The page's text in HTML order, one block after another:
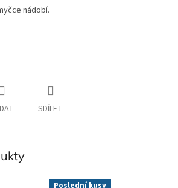
nádobí.
SDÍLET
Poslední kusy